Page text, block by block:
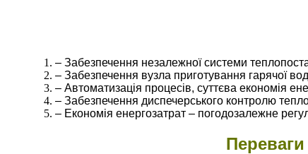
– Забезпечення незалежної системи
– Забезпечення вузла приготування гарячої
– Автоматизація процесів, суттєва економія
– Забезпечення диспечерського контролю
– Економія енергозатрат – погодозалежне